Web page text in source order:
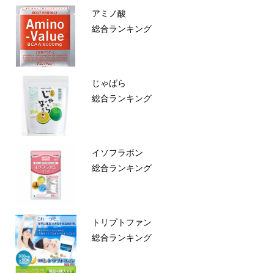
アミノ酸
総合ランキング
じゃばら
総合ランキング
イソフラボン
総合ランキング
トリプトファン
総合ランキング